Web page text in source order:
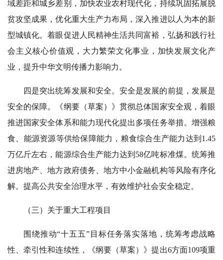
域差距和城乡差别，加快农业农村现代化，持续巩固拓展脱
贫攻坚成果，优化重大生产力布局，深入推进以人为本的新
型城镇化。着眼促进人民精神生活共同富裕，弘扬和践行社
会主义核心价值观，大力繁荣文化事业，加快发展文化产
业，提升中华文明传播力影响力。
四是突出统筹发展和安全。安全是发展的前提，发展是
安全的保障。《纲要（草案）》贯彻总体国家安全观，着眼
推进国家安全体系和能力现代化提出多项任务举措。增强粮
食、能源资源等供给保障能力，粮食综合生产能力达到1.45
万亿斤左右，能源综合生产能力达到58亿吨标准煤。统筹推
进房地产、地方政府债务、地方中小金融机构等风险有序化
解。提高公共安全治理水平，有效维护社会安全稳定。
（三）关于重大工程项目
围绕推动“十五五”目标任务落实落地，统筹考虑战略
性、牵引性和连续性，《纲要（草案）》提出6方面109项重